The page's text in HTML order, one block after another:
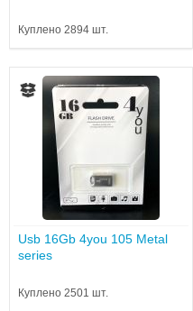
Куплено 2894 шт.
Usb 16Gb 4you 105 Metal
series
Куплено 2501 шт.